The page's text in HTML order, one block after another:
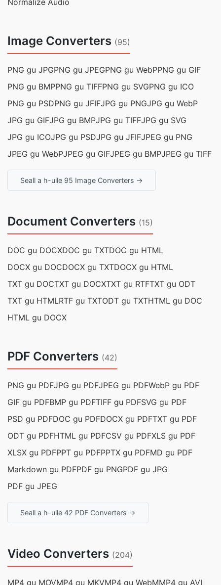
Normalize Audio
Image Converters (95)
PNG gu JPGPNG gu JPEGPNG gu WebPPNG gu GIF
PNG gu BMPPNG gu TIFFPNG gu SVGPNG gu ICO
PNG gu PSDPNG gu JFIFJPG gu PNGJPG gu WebP
JPG gu GIFJPG gu BMPJPG gu TIFFJPG gu SVG
JPG gu ICOJPG gu PSDJPG gu JFIFJPEG gu PNG
JPEG gu WebPJPEG gu GIFJPEG gu BMPJPEG gu TIFF
Seall a h-uile 95 Image Converters →
Document Converters (15)
DOC gu DOCXDOC gu TXTDOC gu HTML
DOCX gu DOCDOCX gu TXTDOCX gu HTML
TXT gu DOCTXT gu DOCXTXT gu RTFTXT gu ODT
TXT gu HTMLRTF gu TXTODT gu TXTHTML gu DOC
HTML gu DOCX
PDF Converters (42)
PNG gu PDFJPG gu PDFJPEG gu PDFWebP gu PDF
GIF gu PDFBMP gu PDFTIFF gu PDFSVG gu PDF
PSD gu PDFDOC gu PDFDOCX gu PDFTXT gu PDF
ODT gu PDFHTML gu PDFCSV gu PDFXLS gu PDF
XLSX gu PDFPPT gu PDFPPTX gu PDFMD gu PDF
Markdown gu PDFPDF gu PNGPDF gu JPG
PDF gu JPEG
Seall a h-uile 42 PDF Converters →
Video Converters (204)
MP4 gu MOVMP4 gu MKVMP4 gu WebMMP4 gu AVI